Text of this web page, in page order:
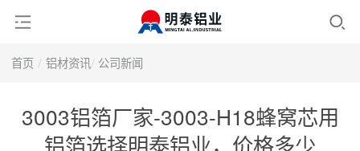
首页 铝材资讯 公司新闻
3003铝箔厂家-3003-H18蜂窝芯用
铝箔选择明泰铝业，价格多少